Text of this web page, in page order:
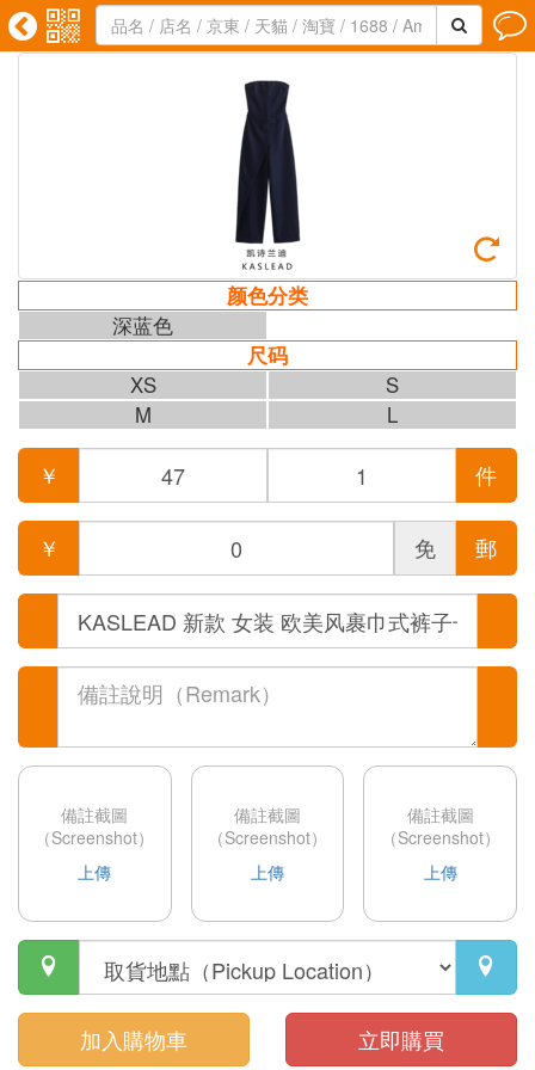
   

颜色分类
深蓝色
尺码
XS
S
M
L
￥ 件
￥ 免 郵
備註截圖
（Screenshot）
上傳
備註截圖
（Screenshot）
上傳
備註截圖
（Screenshot）
上傳
 
加入購物車 立即購買